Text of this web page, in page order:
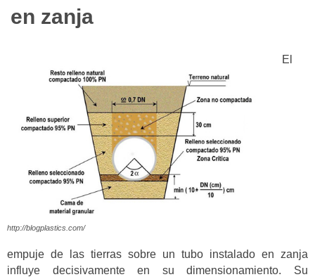
en zanja
http://blogplastics.com/
El
empuje de las tierras sobre un tubo instalado en zanja
influye decisivamente en su dimensionamiento. Su